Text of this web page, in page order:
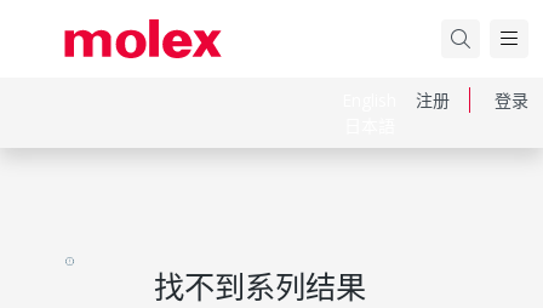
注册 登录
找不到系列结果